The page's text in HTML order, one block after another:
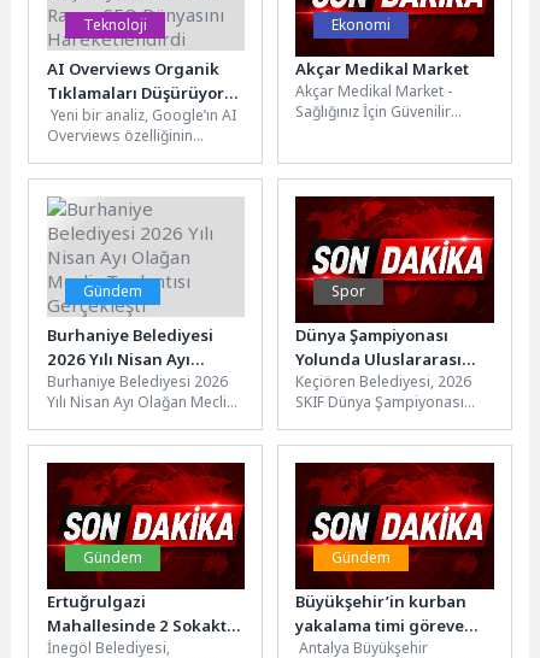
Teknoloji
AI Overviews Organik
Tıklamaları Düşürüyor
mu? Yeni Rapor SEO
Dünyasını
Hareketlendirdi
Yeni bir analiz, Google’ın AI
Overviews özelliğinin
organik arama
tıklamalarında ciddi
gerileme yaşandığını...
Ekonomi
Akçar Medikal Market
Akçar Medikal Market -
Sağlığınız İçin Güvenilir
Gündem
Burhaniye Belediyesi
2026 Yılı Nisan Ayı
Olağan Meclis Toplantısı
Gerçekleşti
Burhaniye Belediyesi 2026
Yılı Nisan Ayı Olağan Meclis
Belediyesi Meclis
Salonu'nda gerçekleşti.
Burhaniye...
Spor
Dünya Şampiyonası
Yolunda Uluslararası
Karate Semineri
Keçiören’de Tamamlandı
Keçiören Belediyesi, 2026
SKIF Dünya Şampiyonası
düzenlenen Uluslararası
Özel Antrenman Semineri’ne
ev sahipliği...
Gündem
Ertuğrulgazi
Mahallesinde 2 Sokakta
Asfalt Çalışması
İnegöl Belediyesi,
Gündem
Büyükşehir’in kurban
yakalama timi göreve
hazır
Antalya Büyükşehir